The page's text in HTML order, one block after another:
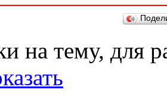
на тему, для